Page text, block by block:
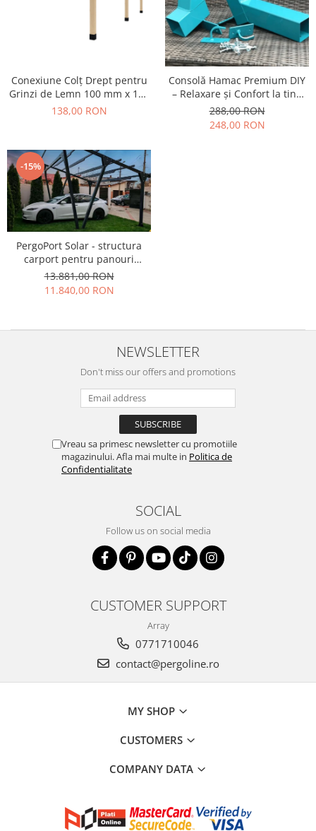
Conexiune Colț Drept pentru
Grinzi de Lemn 100 mm x 100
mm
138,00 RON
Consolă Hamac Premium DIY
– Relaxare și Confort la tine
acasa.
288,00 RON
248,00 RON
-15%
PergoPort Solar - structura
carport pentru panouri
fotovoltaice
13.881,00 RON
11.840,00 RON
NEWSLETTER
Don't miss our offers and promotions
Vreau sa primesc newsletter cu promotiile
magazinului. Afla mai multe in Politica de
Confidentialitate
SOCIAL
Follow us on social media
CUSTOMER SUPPORT
Array
0771710046
contact@pergoline.ro
MY SHOP
CUSTOMERS
COMPANY DATA